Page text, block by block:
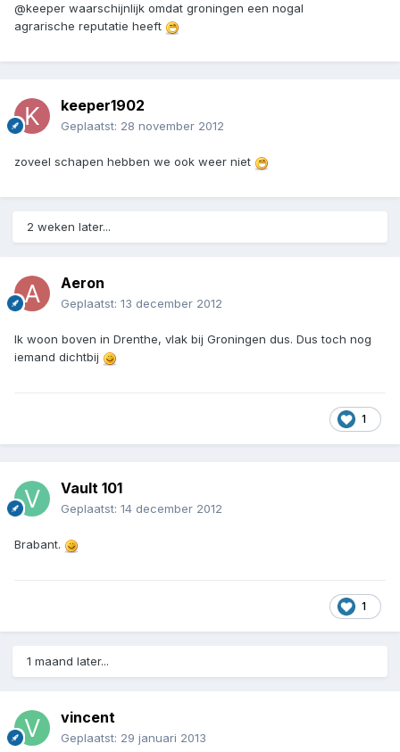
@keeper waarschijnlijk omdat groningen een nogal
agrarische reputatie heeft
keeper1902
Geplaatst: 28 november 2012
zoveel schapen hebben we ook weer niet
2 weken later...
Aeron
Geplaatst: 13 december 2012
Ik woon boven in Drenthe, vlak bij Groningen dus. Dus toch nog
iemand dichtbij
1
Vault 101
Geplaatst: 14 december 2012
Brabant.
1
1 maand later...
vincent
Geplaatst: 29 januari 2013